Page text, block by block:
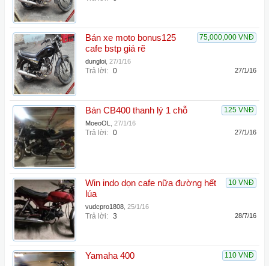
75,000,000 VNĐ
Bán xe moto bonus125
cafe bstp giá rẽ
dungloi 27/1/16
Trả lời: 0 27/1/16
125 VNĐ
Bán CB400 thanh lý 1 chỗ
MoeoOL 27/1/16
Trả lời: 0 27/1/16
10 VNĐ
Win indo dọn cafe nữa đường hết
lúa
vudcpro1808 25/1/16
Trả lời: 3 28/7/16
110 VNĐ
Yamaha 400